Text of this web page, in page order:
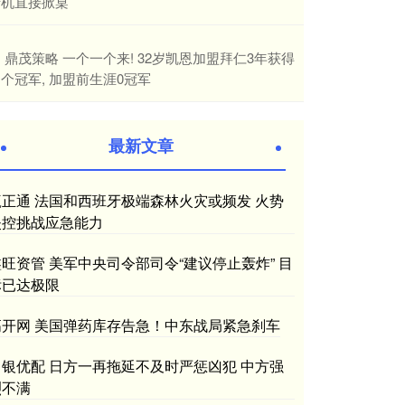
​鼎茂策略 一个一个来! 32岁凯恩加盟拜仁3年获得
冠军, 加盟前生涯0冠军
最新文章
通 法国和西班牙极端森林火灾或频发 火势
挑战应急能力
资管 美军中央司令部司令“建议停止轰炸” 目
达极限
网 美国弹药库存告急！中东战局紧急刹车
优配 日方一再拖延不及时严惩凶犯 中方强
满